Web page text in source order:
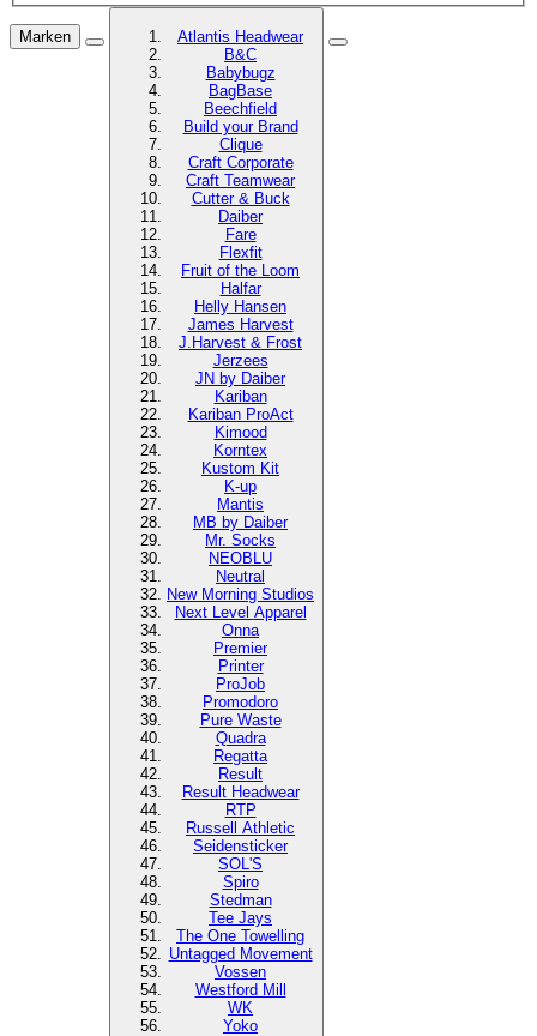
Marken
Atlantis Headwear
B&C
Babybugz
BagBase
Beechfield
Build your Brand
Clique
Craft Corporate
Craft Teamwear
Cutter & Buck
Daiber
Fare
Flexfit
Fruit of the Loom
Halfar
Helly Hansen
James Harvest
J.Harvest & Frost
Jerzees
JN by Daiber
Kariban
Kariban ProAct
Kimood
Korntex
Kustom Kit
K-up
Mantis
MB by Daiber
Mr. Socks
NEOBLU
Neutral
New Morning Studios
Next Level Apparel
Onna
Premier
Printer
ProJob
Promodoro
Pure Waste
Quadra
Regatta
Result
Result Headwear
RTP
Russell Athletic
Seidensticker
SOL'S
Spiro
Stedman
Tee Jays
The One Towelling
Untagged Movement
Vossen
Westford Mill
WK
Yoko